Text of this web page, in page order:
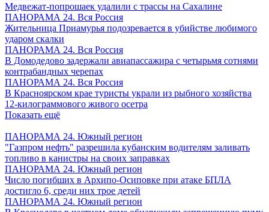
Медвежат-попрошаек удалили с трассы на Сахалине
ПАНОРАМА 24. Вся Россия
Жительница Приамурья подозревается в убийстве любимого
ударом скалки
ПАНОРАМА 24. Вся Россия
В Домодедово задержали авиапассажира с четырьмя сотнями
контрабандных черепах
ПАНОРАМА 24. Вся Россия
В Красноярском крае туристы украли из рыбного хозяйства
12-килограммового живого осетра
Показать ещё
ПАНОРАМА 24. Южный регион
"Газпром нефть" разрешила кубанским водителям заливать
топливо в канистры на своих заправках
ПАНОРАМА 24. Южный регион
Число погибших в Архипо-Осиповке при атаке БПЛА
достигло 6, среди них трое детей
ПАНОРАМА 24. Южный регион